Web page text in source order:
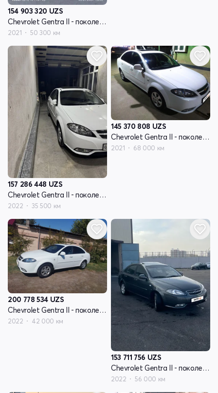
154 903 320 UZS
Chevrolet Gentra II - поколение
2021 50 300 км
157 286 448 UZS
Chevrolet Gentra II - поколение
2022 35 500 км
145 370 808 UZS
Chevrolet Gentra II - поколение
2021 68 000 км
200 778 534 UZS
Chevrolet Gentra II - поколение
2022 42 000 км
153 711 756 UZS
Chevrolet Gentra II - поколение
2022 56 000 км